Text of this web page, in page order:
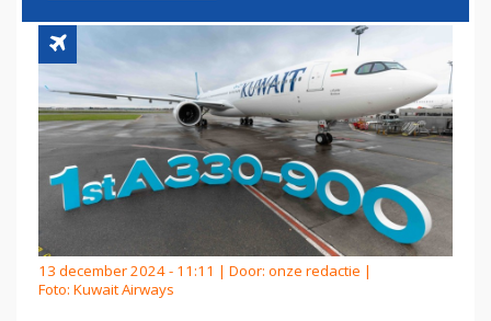
13 december 2024 - 11:11 | Door: onze redactie |
Foto: Kuwait Airways